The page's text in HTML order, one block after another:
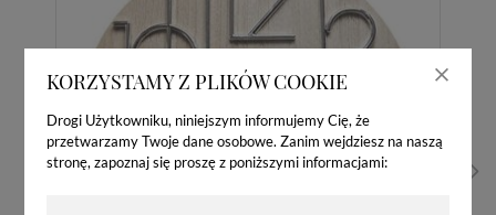
KORZYSTAMY Z PLIKÓW COOKIE
Drogi Użytkowniku, niniejszym informujemy Cię, że
przetwarzamy Twoje dane osobowe. Zanim wejdziesz na naszą
stronę, zapoznaj się proszę z poniższymi informacjami: